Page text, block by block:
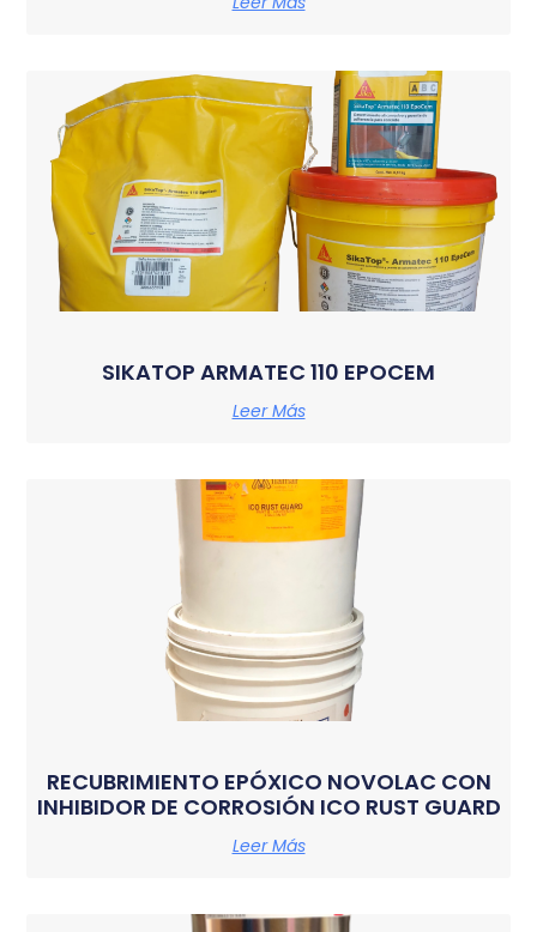
SIKATOP ARMATEC 110 EPOCEM
Leer Más
RECUBRIMIENTO EPÓXICO NOVOLAC CON
INHIBIDOR DE CORROSIÓN ICO RUST GUARD
Leer Más